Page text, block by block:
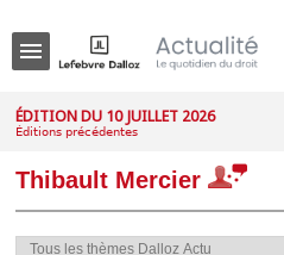
ÉDITION DU 10 JUILLET 2026
Éditions précédentes
Thibault Mercier